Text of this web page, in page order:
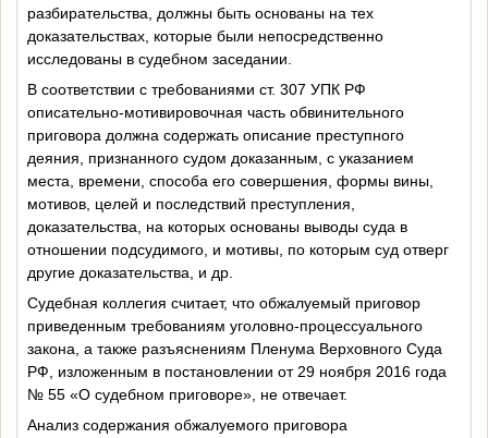
разбирательства, должны быть основаны на тех
доказательствах, которые были непосредственно
исследованы в судебном заседании.
В соответствии с требованиями ст. 307 УПК РФ
описательно-мотивировочная часть обвинительного
приговора должна содержать описание преступного
деяния, признанного судом доказанным, с указанием
места, времени, способа его совершения, формы вины,
мотивов, целей и последствий преступления,
доказательства, на которых основаны выводы суда в
отношении подсудимого, и мотивы, по которым суд отверг
другие доказательства, и др.
Судебная коллегия считает, что обжалуемый приговор
приведенным требованиям уголовно-процессуального
закона, а также разъяснениям Пленума Верховного Суда
РФ, изложенным в постановлении от 29 ноября 2016 года
№ 55 «О судебном приговоре», не отвечает.
Анализ содержания обжалуемого приговора